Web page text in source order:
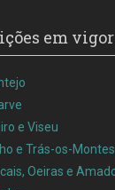
em vigor
e Viseu
e Trás-os-Montes
Oeiras e